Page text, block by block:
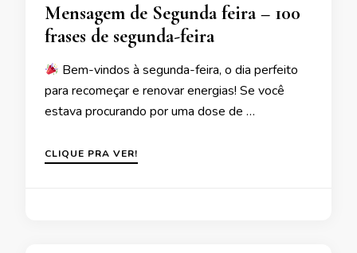
Mensagem de Segunda feira – 100
frases de segunda-feira
Bem-vindos à segunda-feira, o dia perfeito
para recomeçar e renovar energias! Se você
estava procurando por uma dose de …
CLIQUE PRA VER!